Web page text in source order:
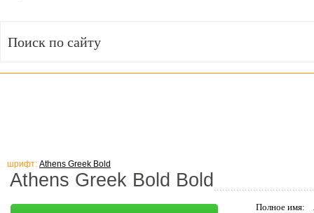
шрифт: Athens Greek Bold
Athens Greek Bold Bold
Полное имя: